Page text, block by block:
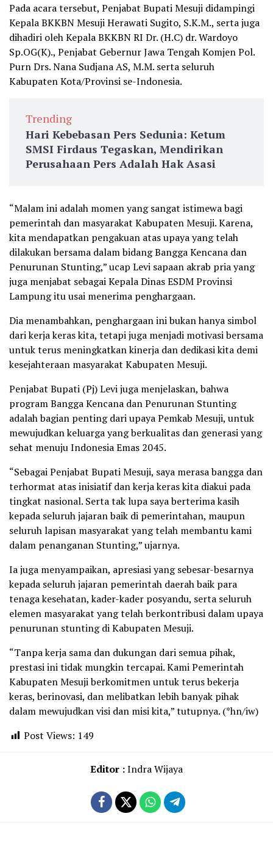
Pada acara tersebut, Penjabat Bupati Mesuji didampingi
Kepala BKKBN Mesuji Herawati Sugito, S.K.M., serta juga
dihadiri oleh Kepala BKKBN RI Dr. (H.C) dr. Wardoyo
Sp.OG(K)., Penjabat Gebernur Jawa Tengah Komjen Pol.
Purn Drs. Nana Sudjana AS, M.M. serta seluruh
Kabupaten Kota/Provinsi se-Indonesia.
Trending
Hari Kebebasan Pers Sedunia: Ketum
SMSI Firdaus Tegaskan, Mendirikan
Perusahaan Pers Adalah Hak Asasi
“Malam ini adalah momen yang sangat istimewa bagi
pemerintah dan masyarakat Kabupaten Mesuji. Karena,
kita mendapatkan pengakuan atas upaya yang telah
dilakukan bersama dalam bidang Bangga Kencana dan
Penurunan Stunting,” ucap Levi sapaan akrab pria yang
juga menjabat sebagai Kepala Dinas ESDM Provinsi
Lampung itu usai menerima penghargaan.
Dia menambahkan, penghargaan ini bukan hanya simbol
dari kerja keras kita, tetapi juga menjadi motivasi bersama
untuk terus meningkatkan kinerja dan dedikasi kita demi
kesejahteraan masyarakat Kabupaten Mesuji.
Penjabat Bupati (Pj) Levi juga menjelaskan, bahwa
program Bangga Kencana dan Penurunan Stunting
adalah bagian penting dari upaya Pemkab Mesuji, untuk
mewujudkan keluarga yang berkualitas dan generasi yang
sehat menuju Indonesia Emas 2045.
“Sebagai Penjabat Bupati Mesuji, saya merasa bangga dan
terhormat atas inisiatif dan kerja keras kita diakui pada
tingkat nasional. Serta tak lupa saya berterima kasih
kepada seluruh jajaran baik di pemerintahan, maupun
seluruh lapisan masyarakat yang telah membantu kami
dalam penanganan Stunting,” ujarnya.
Ia juga menyampaikan, apresiasi yang sebesar-besarnya
kepada seluruh jajaran pemerintah daerah baik para
tenaga kesehatan, kader-kader posyandu, serta seluruh
elemen masyarakat yang telah berkontribusi dalam upaya
penurunan stunting di Kabupaten Mesuji.
“Tanpa kerja sama dan dukungan dari semua pihak,
prestasi ini tidak mungkin tercapai. Kami Pemerintah
Kabupaten Mesuji berkomitmen untuk terus bekerja
keras, berinovasi, dan melibatkan lebih banyak pihak
dalam mewujudkan visi dan misi kita,” tutupnya. (*hn/iw)
Post Views: 149
Editor :Indra Wijaya